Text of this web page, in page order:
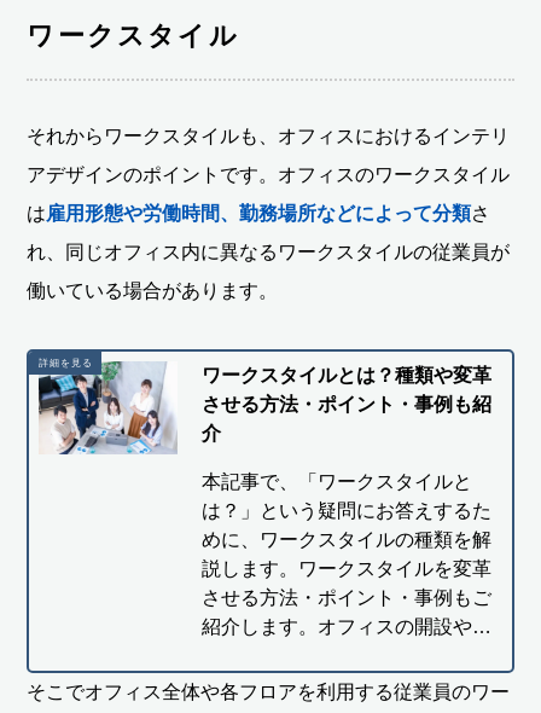
ワークスタイル
それからワークスタイルも、オフィスにおけるインテリ
アデザインのポイントです。オフィスのワークスタイル
は雇用形態や労働時間、勤務場所などによって分類さ
れ、同じオフィス内に異なるワークスタイルの従業員が
働いている場合があります。
ワークスタイルとは？種類や変革
させる方法・ポイント・事例も紹
介
本記事で、「ワークスタイルと
は？」という疑問にお答えするた
めに、ワークスタイルの種類を解
説します。ワークスタイルを変革
させる方法・ポイント・事例もご
紹介します。オフィスの開設や…
そこでオフィス全体や各フロアを利用する従業員のワー